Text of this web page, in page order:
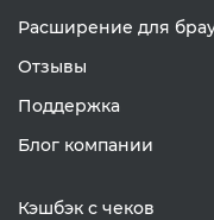
Расширение для
Отзывы
Поддержка
Блог компании
Кэшбэк с чеков